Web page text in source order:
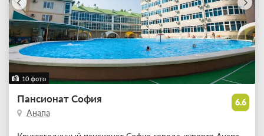
10 фото
6.6
Пансионат София
Анапа